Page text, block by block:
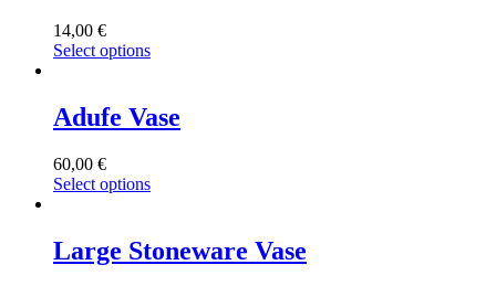
14,00 €
Select options
Adufe Vase
60,00 €
Select options
Large Stoneware Vase